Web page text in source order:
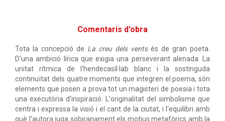
Comentaris d'obra
Tota la concepció de La creu dels ventsés de gran poeta.
D'una ambició lírica que exigia una perseverant alenada. La
unitat rítmica de l'hendecasíl·lab blanc i la sostinguda
continuïtat dels quatre moments que integren el poema, són
elements que posen a prova tot un magisteri de poesia i tota
una executòria d'inspiració. L'originalitat del simbolisme que
centra i expressa la visió i el cant de la ciutat, i l'equilibri amb
què l'autora juga sobiranament els motius metafòrics amb la